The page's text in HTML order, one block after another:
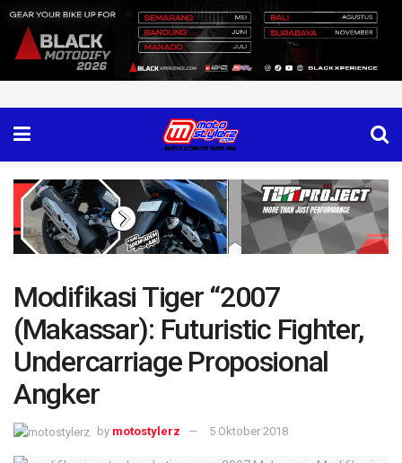
Modifikasi Tiger “2007
(Makassar): Futuristic Fighter,
Undercarriage Proposional
Angker
by motostylerz 5 Oktober 2018